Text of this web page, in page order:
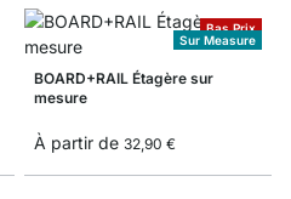
Bas Prix
Sur Measure
BOARD+RAIL Étagère sur
mesure
À partir de 32,90 €